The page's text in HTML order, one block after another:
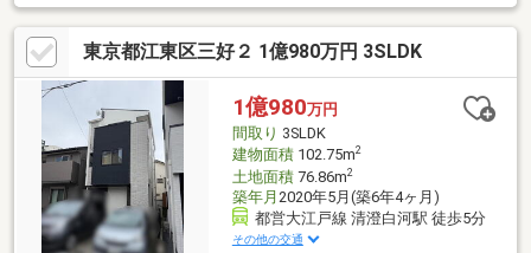
東京都江東区三好２ 1億980万円 3SLDK
1億980万円
間取り 3SLDK
建物面積102.75m2
土地面積76.86m2
築年月 2020年5月(築6年4ヶ月)
都営大江戸線 清澄白河駅 徒歩5分
その他の交通